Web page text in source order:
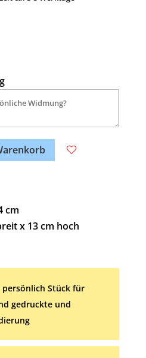
cm
x 13 cm hoch
Stück für
gedruckte und